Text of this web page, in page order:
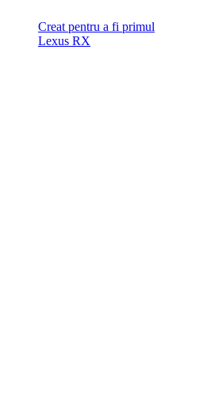
Creat pentru a fi primul
Lexus RX